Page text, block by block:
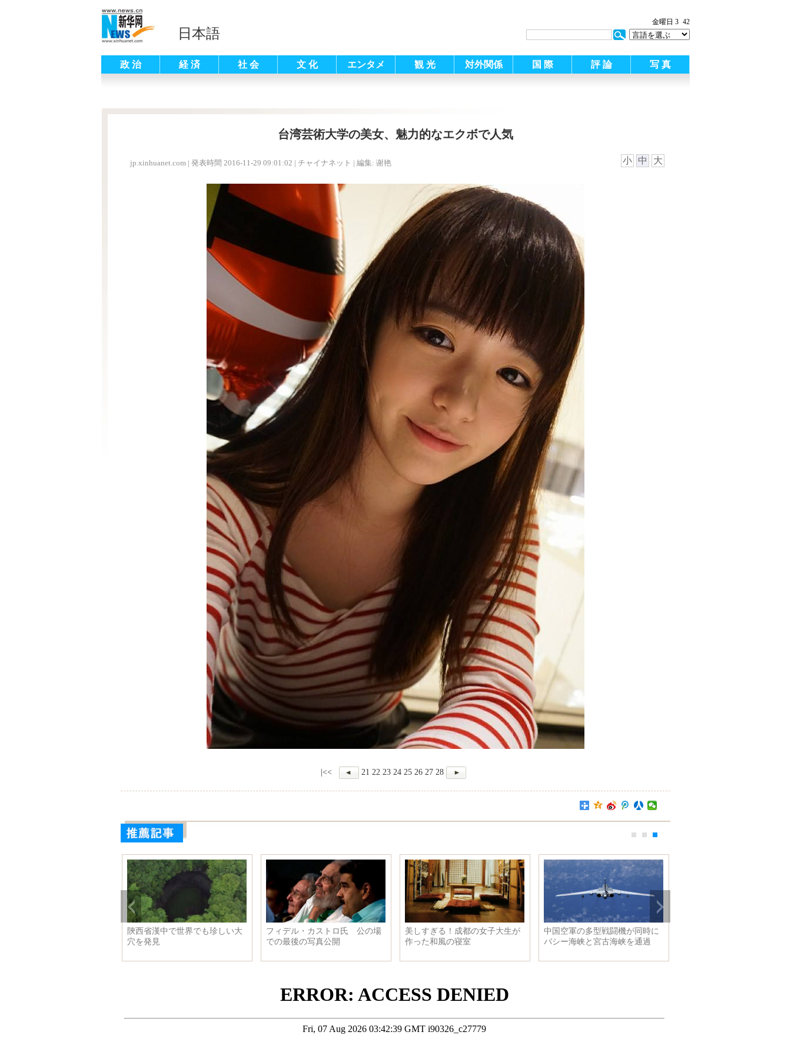
日本語
金曜日 3 43
政 治 経 済 社 会 文 化 エンタメ 観 光 対外関係 国 際 評 論 写 真
台湾芸術大学の美女、魅力的なエクボで人気
jp.xinhuanet.com | 発表時間 2016-11-29 09:01:02 | チャイナネット | 編集: 谢艳 小 中 大
|<< 21 22 23 24 25 26 27 28
陝西省漢中で世界でも珍しい大
穴を発見
フィデル・カストロ氏 公の場
での最後の写真公開
美しすぎる！成都の女子大生が
作った和風の寝室
中国空軍の多型戦闘機が同時に
バシー海峡と宮古海峡を通過